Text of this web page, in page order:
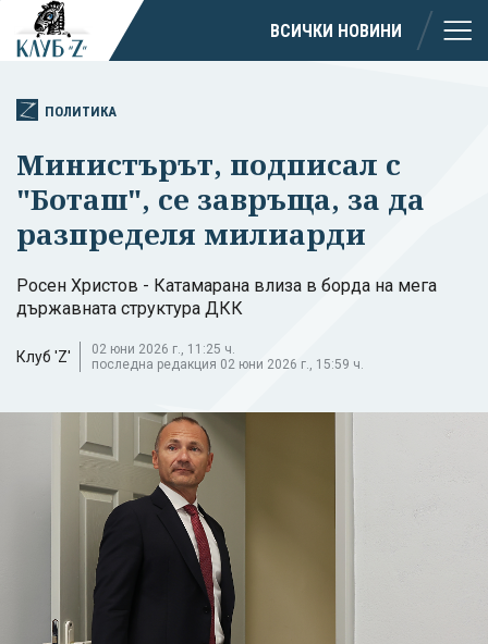
ВСИЧКИ НОВИНИ
ПОЛИТИКА
Министърът, подписал с
"Боташ", се завръща, за да
разпределя милиарди
Росен Христов - Катамарана влиза в борда на мега
държавната структура ДКК
Клуб 'Z'
02 юни 2026 г., 11:25 ч.
последна редакция 02 юни 2026 г., 15:59 ч.